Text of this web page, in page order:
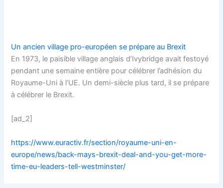
Un ancien village pro-européen se prépare au Brexit
En 1973, le paisible village anglais d’Ivybridge avait festoyé
pendant une semaine entière pour célébrer l’adhésion du
Royaume-Uni à l’UE. Un demi-siècle plus tard, il se prépare
à célébrer le Brexit.
[ad_2]
https://www.euractiv.fr/section/royaume-uni-en-
europe/news/back-mays-brexit-deal-and-you-get-more-
time-eu-leaders-tell-westminster/